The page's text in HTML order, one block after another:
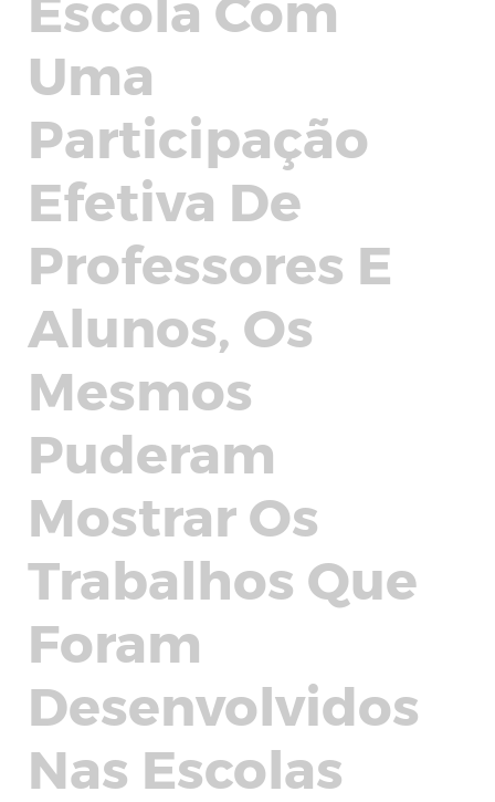
Uma
Participação
Efetiva De
Professores E
Alunos, Os
Mesmos
Puderam
Mostrar Os
Trabalhos Que
Foram
Desenvolvidos
Nas Escolas